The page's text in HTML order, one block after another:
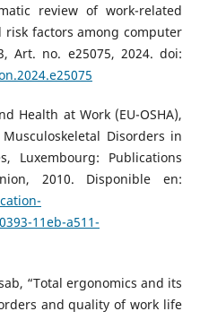
review of work-related
risk factors among computer
Art. no. e25075, 2024. doi:
Health at Work (EU-OSHA),
Disorders in
Luxembourg: Publications
2010. Disponible en:
11eb-a511-
“Total ergonomics and its
and quality of work life